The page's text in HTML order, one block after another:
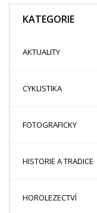
KATEGORIE
AKTUALITY
CYKLISTIKA
FOTOGRAFICKY
HISTORIE A TRADICE
HOROLEZECTVÍ